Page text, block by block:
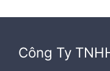
Công Ty